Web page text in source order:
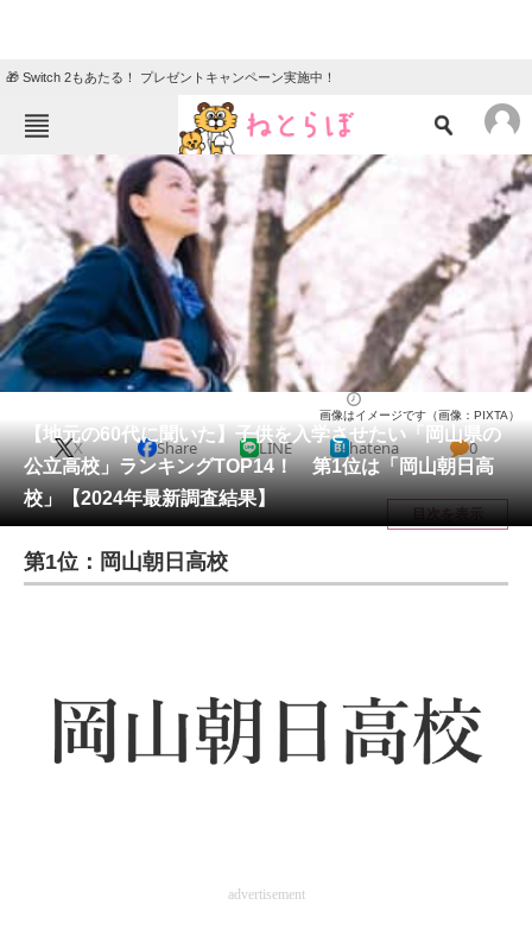
🎁 Switch 2もあたる！ プレゼントキャンペーン実施中！
ねとらぼメニュー
TOP ニュース
エンタメ クイズ
グルメ 地域
住まい 教育・育児
動物 リサーチ
会員記事
メディア
注目記事を集めた総合ページ
ITの今と未来を見通す
好きが集まる 比べて選べる
【地元の60代に聞いた】子供を入学させたい「岡山県の
公立高校」ランキングTOP14！ 第1位は「岡山朝日高
校」【2024年最新調査結果】
画像はイメージです（画像：PIXTA）
X Share LINE hatena 0
目次を表示
第1位：岡山朝日高校
advertisement